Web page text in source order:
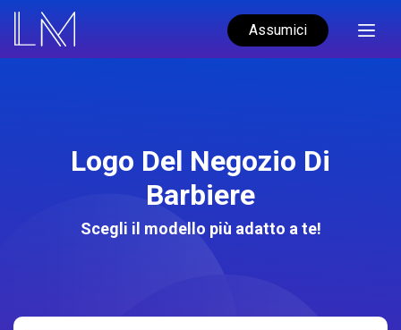
Assumici
Logo Del Negozio Di
Barbiere
Scegli il modello più adatto a te!